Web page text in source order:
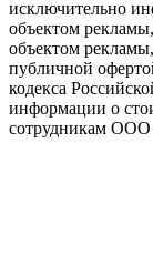
исключительно
объектом
объектом
публичной
кодекса
информации о
сотрудникам ООО